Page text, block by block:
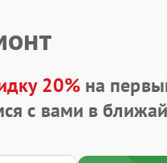
20%на
с вами в